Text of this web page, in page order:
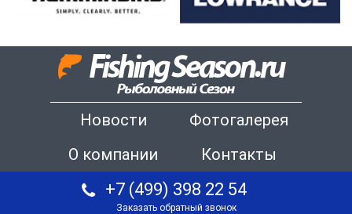
Новости
Фотогалерея
О компании
Контакты
+7 (499) 398 22 54
Заказать обратный звонок